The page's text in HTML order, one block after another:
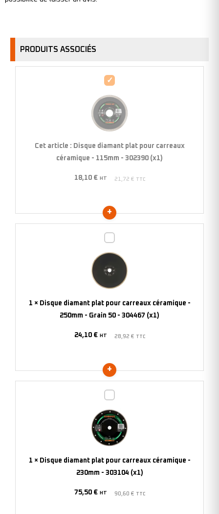
PRODUITS ASSOCIÉS
Disque
plat
pour
carreaux
-
Cet article : Disque diamant plat pour carreaux
céramique - 115mm - 302390 (x1)
18,10 € HT 21,72 € TTC
pour
carreaux
-
1 × Disque diamant plat pour carreaux céramique -
250mm - Grain 50 - 304467 (x1)
24,10 € HT 28,92 € TTC
plat
pour
carreaux
-
1 × Disque diamant plat pour carreaux céramique -
230mm - 303104 (x1)
75,50 € HT 90,60 € TTC